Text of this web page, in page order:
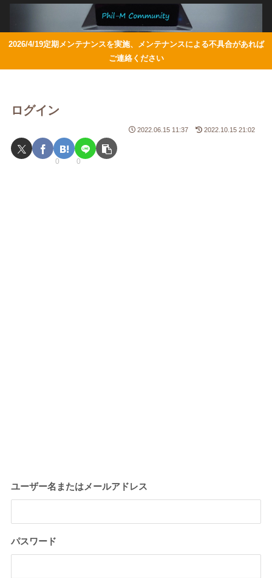
2026/4/19定期メンテナンスを実施、メンテナンスによる不具合があれば
ご連絡ください
ログイン
2022.06.15 11:37 2022.10.15 21:02
0 0
ユーザー名またはメールアドレス
パスワード